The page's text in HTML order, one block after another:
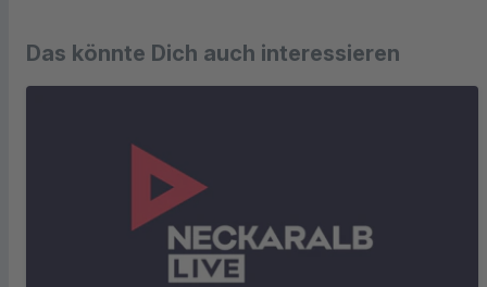
Das könnte Dich auch interessieren